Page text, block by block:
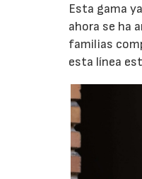
Esta gama
ahora se ha
familias
esta línea